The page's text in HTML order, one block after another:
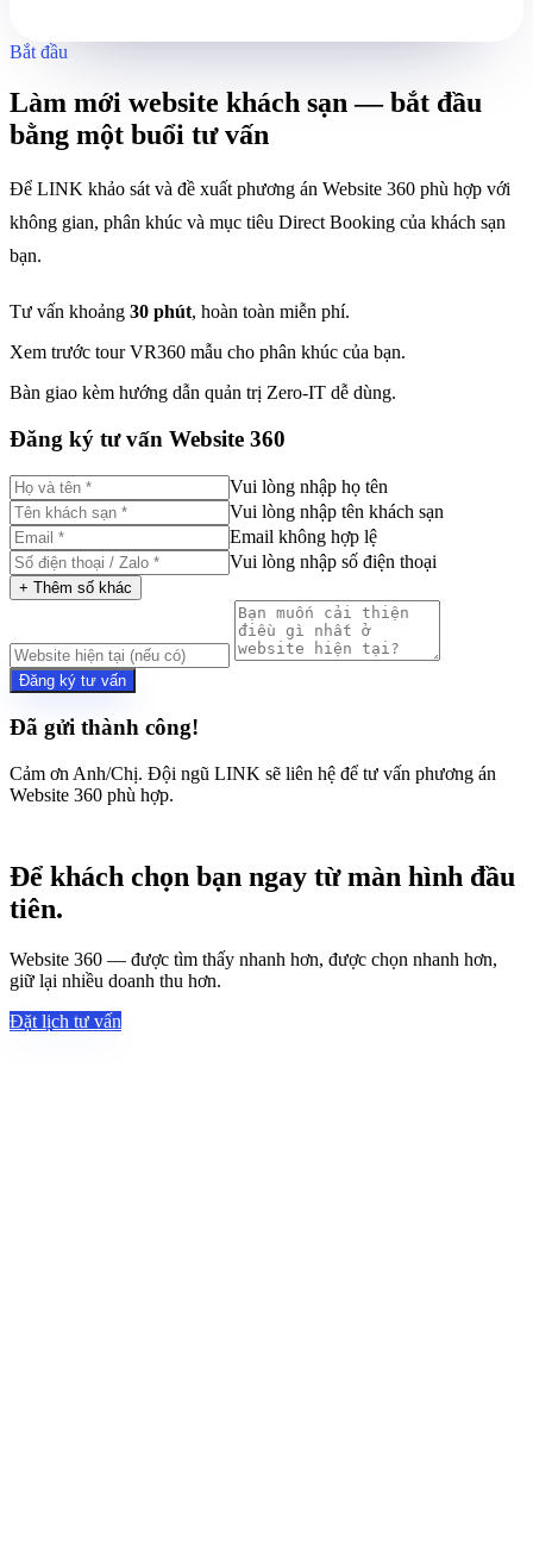
Bắt đầu
Làm mới website khách sạn — bắt đầu
bằng một buổi tư vấn
Để LINK khảo sát và đề xuất phương án Website 360 phù hợp với
không gian, phân khúc và mục tiêu Direct Booking của khách sạn
bạn.
Tư vấn khoảng 30 phút, hoàn toàn miễn phí.
Xem trước tour VR360 mẫu cho phân khúc của bạn.
Bàn giao kèm hướng dẫn quản trị Zero-IT dễ dùng.
Đăng ký tư vấn Website 360
Vui lòng nhập họ tên
Vui lòng nhập tên khách sạn
Email không hợp lệ
Vui lòng nhập số điện thoại
+ Thêm số khác
Đăng ký tư vấn
Đã gửi thành công!
Cảm ơn Anh/Chị. Đội ngũ LINK sẽ liên hệ để tư vấn phương án
Website 360 phù hợp.
Để khách chọn bạn ngay từ màn hình đầu
tiên.
Website 360 — được tìm thấy nhanh hơn, được chọn nhanh hơn,
giữ lại nhiều doanh thu hơn.
Đặt lịch tư vấn